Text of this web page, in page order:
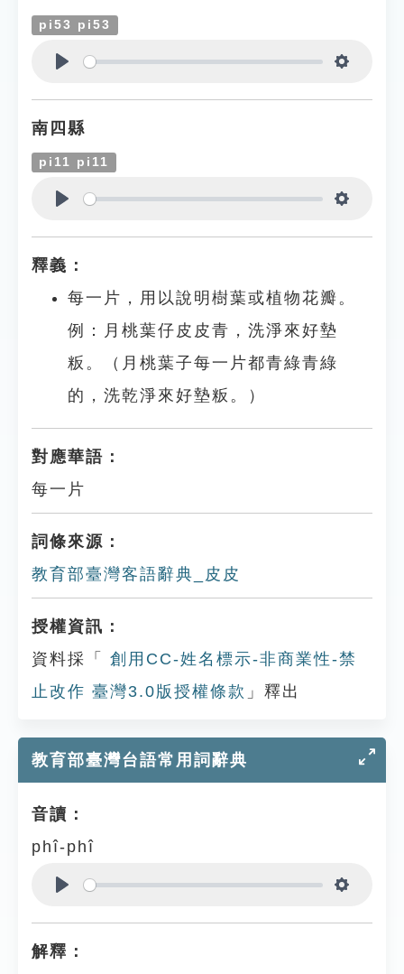
pi53 pi53
南四縣
pi11 pi11
釋義：
每一片，用以說明樹葉或植物花瓣。
例：月桃葉仔皮皮青，洗淨來好墊
粄。（月桃葉子每一片都青綠青綠
的，洗乾淨來好墊粄。）
對應華語：
每一片
詞條來源：
教育部臺灣客語辭典_皮皮
授權資訊：
資料採「
創用CC-姓名標示-非商業性-禁
止改作 臺灣3.0版授權條款 」釋出
教育部臺灣台語常用詞辭典
音讀：
phî-phî
解釋：